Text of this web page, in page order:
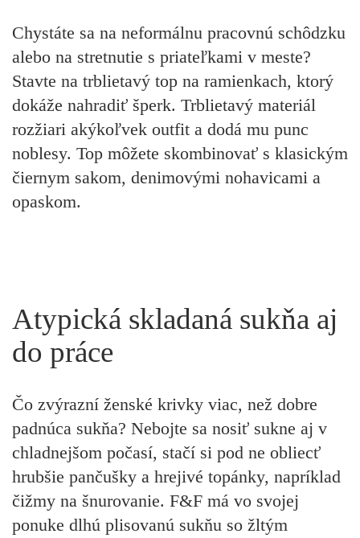
Chystáte sa na neformálnu pracovnú schôdzku
alebo na stretnutie s priateľkami v meste?
Stavte na trblietavý top na ramienkach, ktorý
dokáže nahradiť šperk. Trblietavý materiál
rozžiari akýkoľvek outfit a dodá mu punc
noblesy. Top môžete skombinovať s klasickým
čiernym sakom, denimovými nohavicami a
opaskom.
Atypická skladaná sukňa aj
do práce
Čo zvýrazní ženské krivky viac, než dobre
padnúca sukňa? Nebojte sa nosiť sukne aj v
chladnejšom počasí, stačí si pod ne obliecť
hrubšie pančušky a hrejivé topánky, napríklad
čižmy na šnurovanie. F&F má vo svojej
ponuke dlhú plisovanú sukňu so žltým